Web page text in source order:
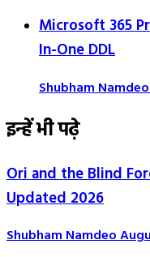
Microsoft 365
In-One DDL
Shubham
इन्हें भी पढ़े
Ori and the Blind
Updated 2026
Shubham Namdeo